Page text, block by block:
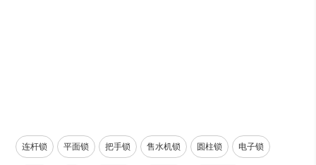
连杆锁 平面锁 把手锁 售水机锁 圆柱锁 电子锁